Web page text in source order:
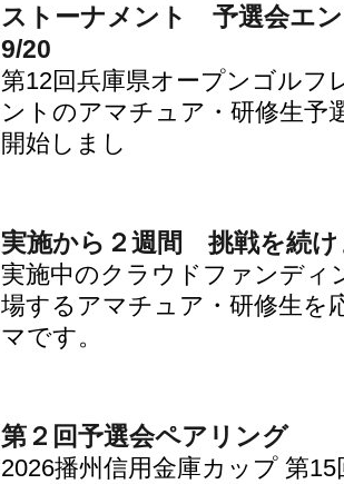
ストーナメント 予選会エ
9/20
第12回兵庫県オープンゴルフ
ントのアマチュア・研修生予
開始しまし
実施から２週間 挑戦を続け
実施中のクラウドファンディ
場するアマチュア・研修生を
マです。
第２回予選会ペアリング
2026播州信用金庫カップ 第